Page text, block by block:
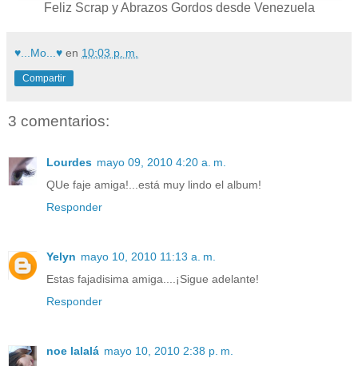
Feliz Scrap y Abrazos Gordos desde Venezuela
♥...Mo...♥ en 10:03 p. m.
Compartir
3 comentarios:
Lourdes mayo 09, 2010 4:20 a. m.
QUe faje amiga!...está muy lindo el album!
Responder
Yelyn mayo 10, 2010 11:13 a. m.
Estas fajadisima amiga....¡Sigue adelante!
Responder
noe lalalá mayo 10, 2010 2:38 p. m.